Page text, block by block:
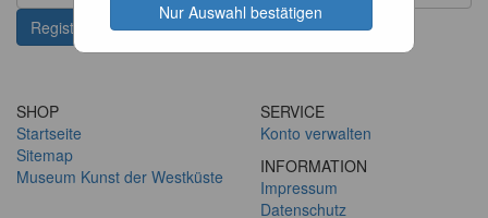
Nur Auswahl bestätigen
SHOP
Startseite
Sitemap
Museum Kunst der Westküste
SERVICE
Konto verwalten
INFORMATION
Impressum
Datenschutz